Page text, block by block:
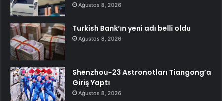
Ağustos 8, 2026
Turkish Bank’ın yeni adı belli oldu
Ağustos 8, 2026
Shenzhou-23 Astronotları Tiangong’a
Giriş Yaptı
Ağustos 8, 2026